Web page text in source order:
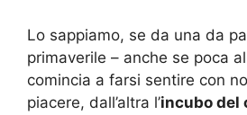
Lo sappiamo, se da una da
primaverile – anche se poca
comincia a farsi sentire con
piacere, dall’altra l’incubo del